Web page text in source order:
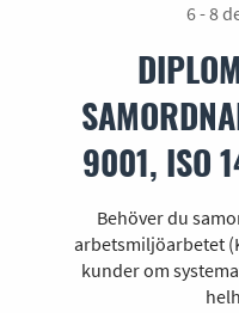
6 - 8
9001, ISO
Behöver du
arbetsmiljöarbetet
kunder om